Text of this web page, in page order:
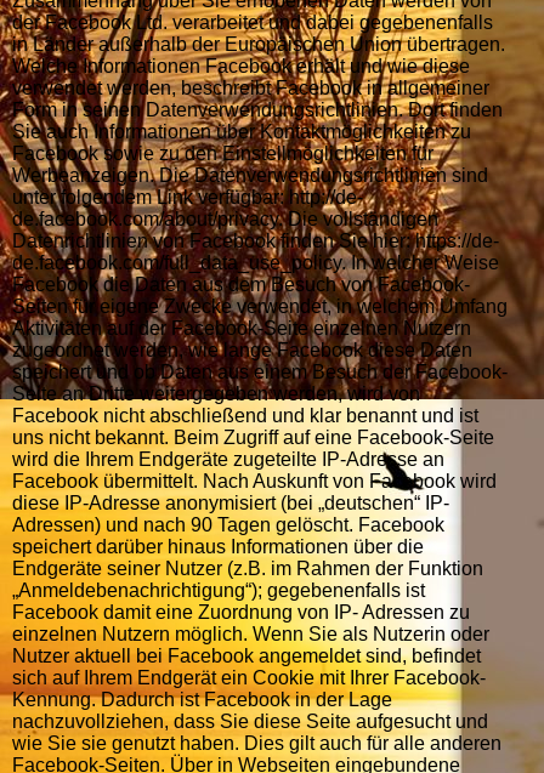
der Facebook Ltd. verarbeitet und dabei gegebenenfalls
in Länder außerhalb der Europäischen Union übertragen.
Welche Informationen Facebook erhält und wie diese
verwendet werden, beschreibt Facebook in allgemeiner
Form in seinen Datenverwendungsrichtlinien. Dort finden
Sie auch Informationen über Kontaktmöglichkeiten zu
Facebook sowie zu den Einstellmöglichkeiten für
Werbeanzeigen. Die Datenverwendungsrichtlinien sind
unter folgendem Link verfügbar: http://de-
de.facebook.com/about/privacy. Die vollständigen
Datenrichtlinien von Facebook finden Sie hier: https://de-
de.facebook.com/full_data_use_policy. In welcher Weise
Facebook die Daten aus dem Besuch von Facebook-
Seiten für eigene Zwecke verwendet, in welchem Umfang
Aktivitäten auf der Facebook-Seite einzelnen Nutzern
zugeordnet werden, wie lange Facebook diese Daten
speichert und ob Daten aus einem Besuch der Facebook-
Seite an Dritte weitergegeben werden, wird von
Facebook nicht abschließend und klar benannt und ist
uns nicht bekannt. Beim Zugriff auf eine Facebook-Seite
wird die Ihrem Endgeräte zugeteilte IP-Adresse an
Facebook übermittelt. Nach Auskunft von Facebook wird
diese IP-Adresse anonymisiert (bei „deutschen“ IP-
Adressen) und nach 90 Tagen gelöscht. Facebook
speichert darüber hinaus Informationen über die
Endgeräte seiner Nutzer (z.B. im Rahmen der Funktion
„Anmeldebenachrichtigung“); gegebenenfalls ist
Facebook damit eine Zuordnung von IP- Adressen zu
einzelnen Nutzern möglich. Wenn Sie als Nutzerin oder
Nutzer aktuell bei Facebook angemeldet sind, befindet
sich auf Ihrem Endgerät ein Cookie mit Ihrer Facebook-
Kennung. Dadurch ist Facebook in der Lage
nachzuvollziehen, dass Sie diese Seite aufgesucht und
wie Sie sie genutzt haben. Dies gilt auch für alle anderen
Facebook-Seiten. Über in Webseiten eingebundene